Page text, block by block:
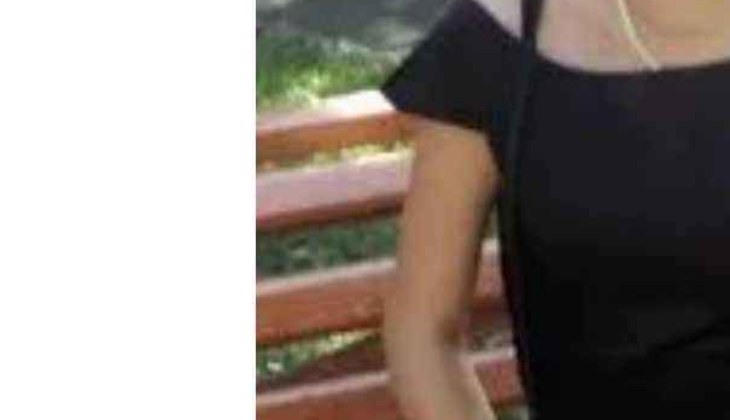
Реестр туристических
агентств Алтайского края
Противодействие коррупции